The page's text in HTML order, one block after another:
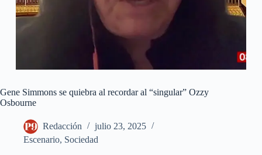
Gene Simmons se quiebra al recordar al “singular” Ozzy
Osbourne
Redacción
julio 23, 2025
Escenario, Sociedad